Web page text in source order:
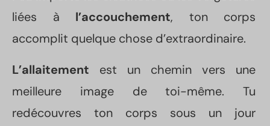
liées à l’accouchement, ton corps
accomplit quelque chose d’extraordinaire.
L’allaitement est un chemin vers une
meilleure image de toi-même. Tu
redécouvres ton corps sous un jour